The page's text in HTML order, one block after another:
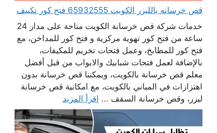
قص خرسانه بالليزر الكويت 65932555 فتح كور تكييف
خدمات شركة قص خرسانة الكويت متاحة على مدار 24
ساعة من فتح كور تهوية مركزية و فتح كور للمداخن، مع
فتح كور للمطابخ، وعمل فتحات تخريم للمكيفات،
بالإضافة لعمل فتحات شبابيك والابواب من قبل أفضل
معلم قص خرسانة بالكويت، ويمكننا قص خرسانة بدون
اهتزازات في المباني بالكويت، مع امكانية قص خرسانة
ليزر، وقص خرسانة السقف ... اقرأ المزيد